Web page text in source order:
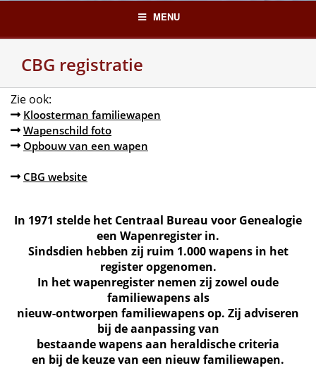
content
MENU
CBG registratie
Zie ook:
Kloosterman familiewapen
Wapenschild foto
Opbouw van een wapen
CBG website
In 1971 stelde het Centraal Bureau voor Genealogie
een Wapenregister in.
Sindsdien hebben zij ruim 1.000 wapens in het
register opgenomen.
In het wapenregister nemen zij zowel oude
familiewapens als
nieuw-ontworpen familiewapens op. Zij adviseren
bij de aanpassing van
bestaande wapens aan heraldische criteria
en bij de keuze van een nieuw familiewapen.